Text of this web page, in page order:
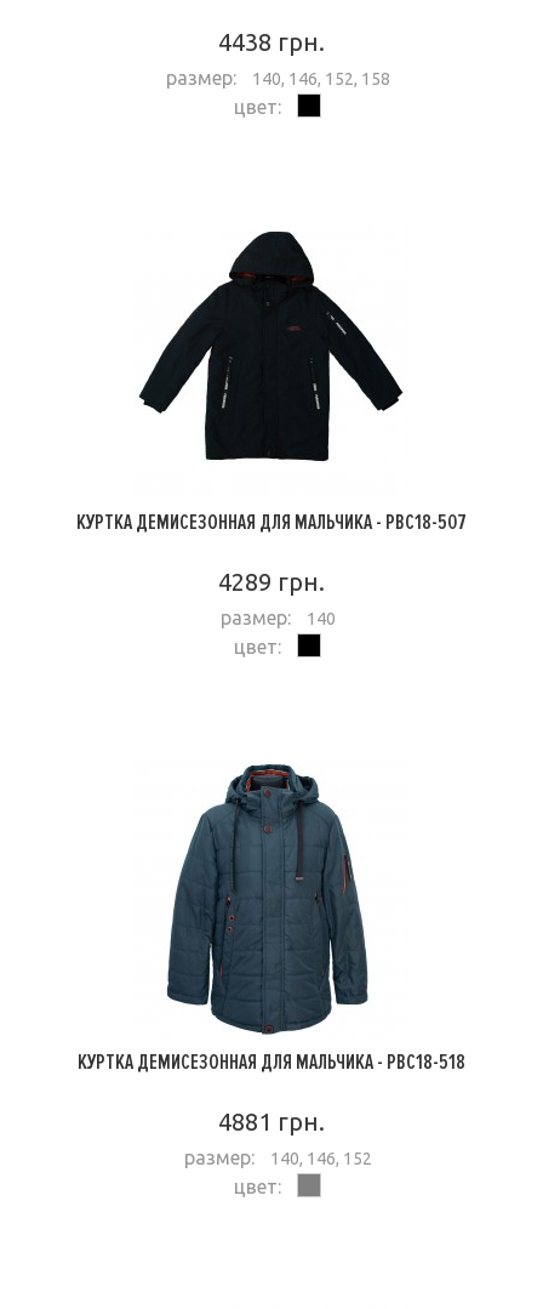
4438 грн.
размер: 140, 146, 152, 158
цвет:
КУРТКА ДЕМИСЕЗОННАЯ ДЛЯ МАЛЬЧИКА - PBC18-507
4289 грн.
размер: 140
цвет:
КУРТКА ДЕМИСЕЗОННАЯ ДЛЯ МАЛЬЧИКА - PBC18-518
4881 грн.
размер: 140, 146, 152
цвет: